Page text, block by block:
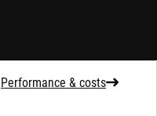
Performance & costs